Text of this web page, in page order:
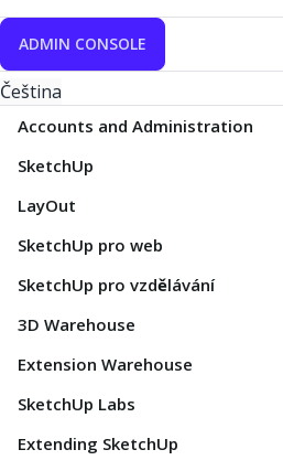
ADMIN CONSOLE
Čeština
Accounts and Administration
SketchUp
LayOut
SketchUp pro web
SketchUp pro vzdělávání
3D Warehouse
Extension Warehouse
SketchUp Labs
Extending SketchUp